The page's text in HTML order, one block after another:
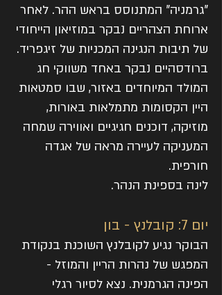
"גרמניה" המתנוסס בראש ההר. לאחר
ארוחת הצהריים נבקר במוזיאון הייחודי
של תיבות הנגינה המכניות של זיגפריד.
ברודסהיים נבקר באחד משווקי חג
המולד המיוחדים באזור, שבו סמטאות
היין הקסומות מתמלאות באורות,
מוזיקה, דוכנים חגיגיים ואווירה שמחה
המעניקה לעיירה מראה של אגדה
חורפית.
לינה בספינת הנהר.
יום 7: קובלנץ - בון
הבוקר נגיע לקובלנץ השוכנת בנקודת
המפגש של נהרות הריין והמוזל -
הפינה הגרמנית. נצא לסיור רגלי